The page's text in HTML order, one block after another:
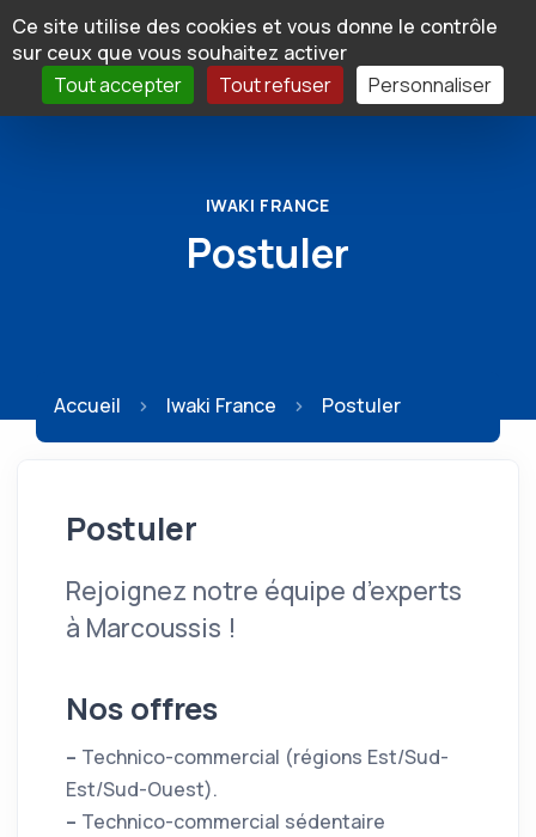
Panneau de gestion des cookies
Ce site utilise des cookies et vous donne le contrôle
sur ceux que vous souhaitez activer
Tout accepter
Tout refuser Personnaliser
IWAKI FRANCE
Postuler
Accueil Iwaki France Postuler
Postuler
Rejoignez notre équipe d’experts
à Marcoussis !
Nos offres
– Technico-commercial (régions Est/Sud-
Est/Sud-Ouest).
– Technico-commercial sédentaire